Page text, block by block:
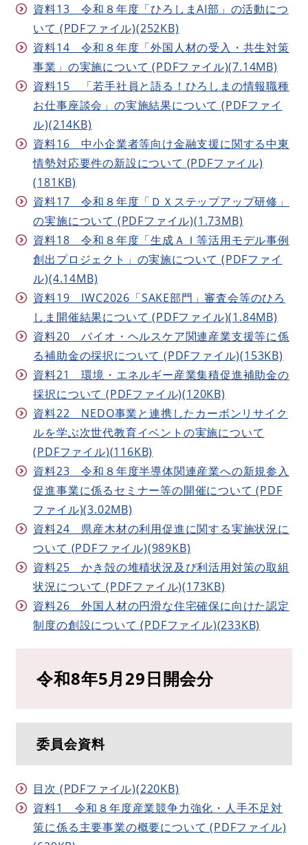
資料13 令和８年度「ひろしまAI部」の活動につ
いて (PDFファイル)(252KB)
資料14 令和８年度「外国人材の受入・共生対策
事業」の実施について (PDFファイル)(7.14MB)
資料15 「若手社員と語る！ひろしまの情報職種
お仕事座談会」の実施結果について (PDFファイ
ル)(214KB)
資料16 中小企業者等向け金融支援に関する中東
情勢対応要件の新設について (PDFファイル)
(181KB)
資料17 令和８年度「ＤＸステップアップ研修」
の実施について (PDFファイル)(1.73MB)
資料18 令和８年度「生成ＡＩ等活用モデル事例
創出プロジェクト」の実施について (PDFファイ
ル)(4.14MB)
資料19 IWC2026「SAKE部門」審査会等のひろ
しま開催結果について (PDFファイル)(1.84MB)
資料20 バイオ・ヘルスケア関連産業支援等に係
る補助金の採択について (PDFファイル)(153KB)
資料21 環境・エネルギー産業集積促進補助金の
採択について (PDFファイル)(120KB)
資料22 NEDO事業と連携したカーボンリサイク
ルを学ぶ次世代教育イベントの実施について
(PDFファイル)(116KB)
資料23 令和８年度半導体関連産業への新規参入
促進事業に係るセミナー等の開催について (PDF
ファイル)(3.02MB)
資料24 県産木材の利用促進に関する実施状況に
ついて (PDFファイル)(989KB)
資料25 かき殻の堆積状況及び利活用対策の取組
状況について (PDFファイル)(173KB)
資料26 外国人材の円滑な住宅確保に向けた認定
制度の創設について (PDFファイル)(233KB)
令和8年5月29日開会分
委員会資料
目次 (PDFファイル)(220KB)
資料1 令和８年度産業競争力強化・人手不足対
策に係る主要事業の概要について (PDFファイル)